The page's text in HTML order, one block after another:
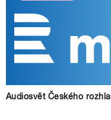
Audiosvět Českého